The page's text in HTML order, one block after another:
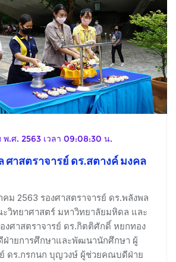
พ.ศ. 2563 เวลา 09:08:30 น.
ศาสตราจารย์ ดร.สตางค์ มงคล
คม 2563 รองศาสตราจารย์ ดร.พลังพล
วิทยาศาสตร์ มหาวิทยาลัยมหิดล และ
งศาสตราจารย์ ดร.กิตติศักดิ์ หยกทอง
ายการศึกษาและพัฒนานักศึกษา ผู้
ดร.กรกนก บุญวงษ์ ผู้ช่วยคณบดีฝ่าย